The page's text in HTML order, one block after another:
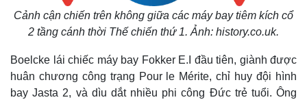
Cảnh cận chiến trên không giữa các máy bay tiêm kích cổ
2 tầng cánh thời Thế chiến thứ 1. Ảnh: history.co.uk.
Boelcke lái chiếc máy bay Fokker E.I đầu tiên, giành được
huân chương công trạng Pour le Mérite, chỉ huy đội hình
bay Jasta 2, và dìu dắt nhiều phi công Đức trẻ tuổi. Ông